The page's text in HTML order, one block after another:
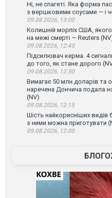
Ні, не спагеті. Яка форма
з вершковими соусами — і
09.08.2026, 13:00
Колишній морпіх США, якого
на межі смерті — Reuters
09.08.2026, 12:45
Підсилювач керма. 4
до того, як стане дорого
09.08.2026, 12:30
Вимагає 50 млн доларів та
наречена Дончича подала
(NV)
09.08.2026, 12:15
Шість найкорисніших
з ними можна приготувати
09.08.2026, 12:00